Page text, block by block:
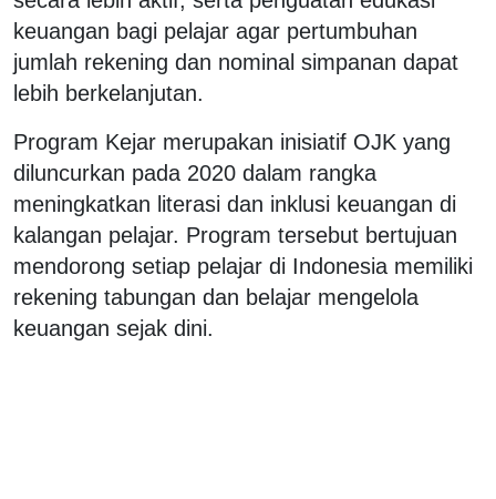
keuangan bagi pelajar agar pertumbuhan
jumlah rekening dan nominal simpanan dapat
lebih berkelanjutan.
Program Kejar merupakan inisiatif OJK yang
diluncurkan pada 2020 dalam rangka
meningkatkan literasi dan inklusi keuangan di
kalangan pelajar. Program tersebut bertujuan
mendorong setiap pelajar di Indonesia memiliki
rekening tabungan dan belajar mengelola
keuangan sejak dini.